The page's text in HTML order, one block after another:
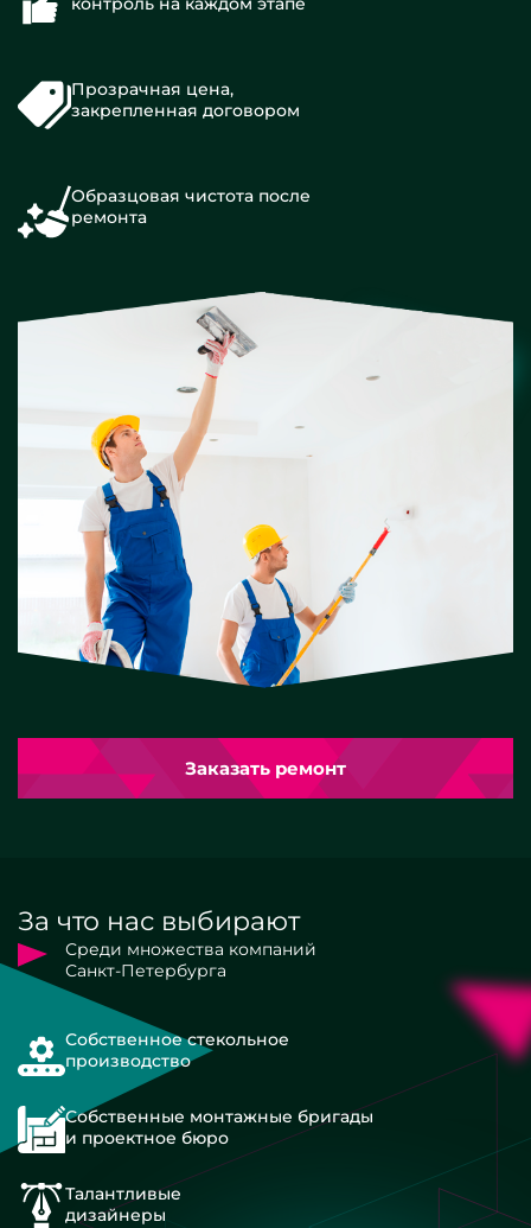
Прозрачная цена,
закрепленная договором
Образцовая чистота после
ремонта
Заказать ремонт
За что нас выбирают
Среди множества компаний
Санкт-Петербурга
Собственное стекольное
производство
Собственные монтажные бригады
и проектное бюро
Талантливые
дизайнеры